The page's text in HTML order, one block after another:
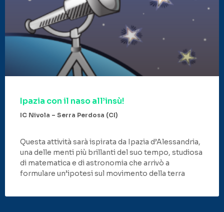
Ipazia con il naso all’insù!
IC Nivola – Serra Perdosa (CI)
Questa attività sarà ispirata da Ipazia d’Alessandria,
una delle menti più brillanti del suo tempo, studiosa
di matematica e di astronomia che arrivò a
formulare un’ipotesi sul movimento della terra